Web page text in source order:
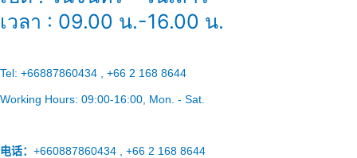
เวลา : 09.00 น.-16.00 น.
Tel: +66887860434 , +66 2 168 8644
Working Hours: 09:00-16:00 , Mon. - Sat.
电话： +660887860434 , +66 2 168 8644